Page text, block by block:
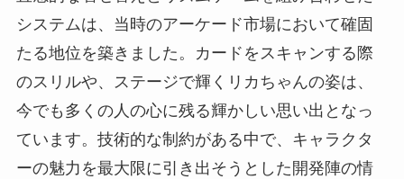
システムは、当時のアーケード市場において確固
たる地位を築きました。カードをスキャンする際
のスリルや、ステージで輝くリカちゃんの姿は、
今でも多くの人の心に残る輝かしい思い出となっ
ています。技術的な制約がある中で、キャラクタ
ーの魅力を最大限に引き出そうとした開発陣の情